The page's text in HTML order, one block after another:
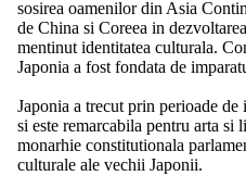
sosirea oamenilor din Asia
de China si Coreea in
mentinut identitatea culturala.
Japonia a fost fondata de
Japonia a trecut prin perioade
si este remarcabila pentru arta si
monarhie constitutionala
culturale ale vechii Japonii.